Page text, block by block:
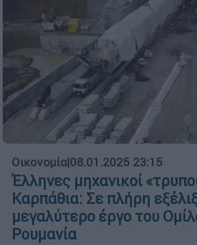
Οικονομία|08.01.2025 23:15
Έλληνες μηχανικοί
Καρπάθια: Σε πλήρη
μεγαλύτερο έργο του
Ρουμανία